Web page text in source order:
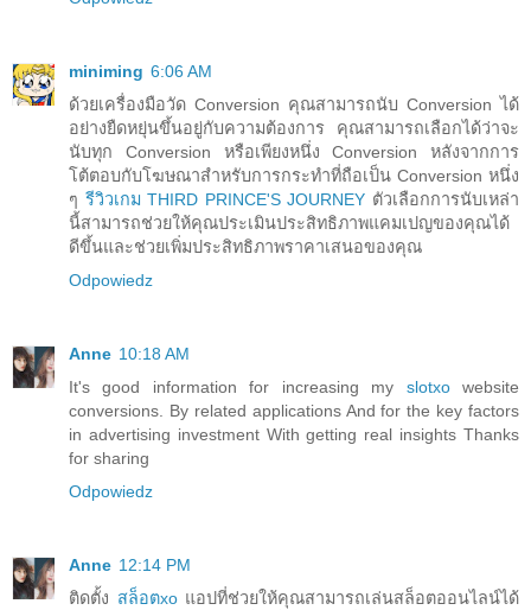
miniming 6:06 AM
ด้วยเครื่องมือวัด Conversion คุณสามารถนับ Conversion ได้
อย่างยืดหยุ่นขึ้นอยู่กับความต้องการ คุณสามารถเลือกได้ว่าจะ
นับทุก Conversion หรือเพียงหนึ่ง Conversion หลังจากการ
โต้ตอบกับโฆษณาสำหรับการกระทำที่ถือเป็น Conversion หนึ่ง
ๆ รีวิวเกม THIRD PRINCE'S JOURNEY ตัวเลือกการนับเหล่า
นี้สามารถช่วยให้คุณประเมินประสิทธิภาพแคมเปญของคุณได้
ดีขึ้นและช่วยเพิ่มประสิทธิภาพราคาเสนอของคุณ
Odpowiedz
Anne 10:18 AM
It's good information for increasing my slotxowebsite
conversions. By related applications And for the key factors
in advertising investment With getting real insights Thanks
for sharing
Odpowiedz
Anne 12:14 PM
ติดตั้ง สล็อตxoแอปที่ช่วยให้คุณสามารถเล่นสล็อตออนไลน์ได้